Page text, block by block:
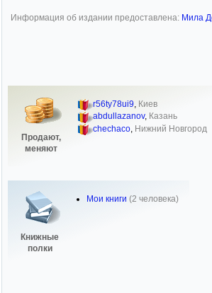
Информация об издании предоставлена: Мила
Продают,
меняют
r56ty78ui9, Киев
abdullazanov, Казань
chechaco Нижний Новгород
Книжные
полки
Мои книги (2 человека)